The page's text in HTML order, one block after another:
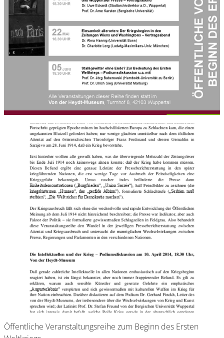
Öffentliche Veranstaltungsreihe zum Beginn des Ersten